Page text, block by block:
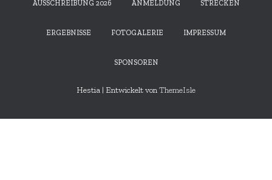
AUSSCHREIBUNG 2026 ANMELDUNG STRECKEN
ERGEBNISSE FOTOGALERIE IMPRESSUM
SPONSOREN
Hestia | Entwickelt vonThemeIsle